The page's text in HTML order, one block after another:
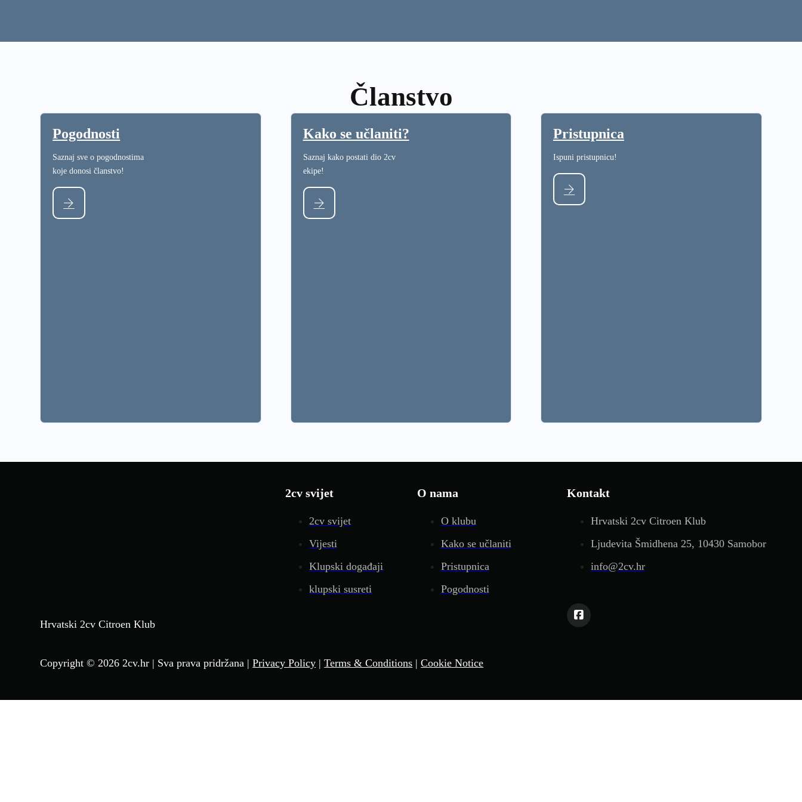
Članstvo
Pogodnosti
Saznaj sve o pogodnostima
koje donosi članstvo!
Kako se učlaniti?
Saznaj kako postati dio 2cv
ekipe!
Pristupnica
Ispuni pristupnicu!
Hrvatski 2cv Citroen Klub
2cv svijet
2cv svijet
Vijesti
Klupski događaji
klupski susreti
O nama
O klubu
Kako se učlaniti
Pristupnica
Pogodnosti
Kontakt
Hrvatski 2cv Citroen Klub
Ljudevita Šmidhena 25, 10430 Samobor
info@2cv.hr
Copyright © 2026 2cv.hr | Sva prava pridržana |Privacy Policy |Terms & Conditions |Cookie Notice